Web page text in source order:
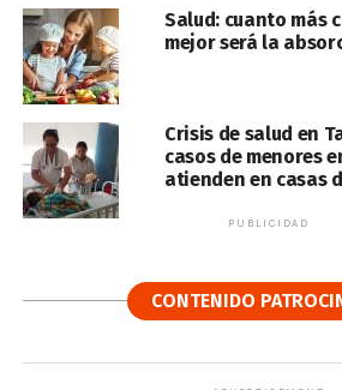
Salud: cuanto más
mejor será la
Crisis de salud en
casos de menores
atienden en casas
PUBLICIDAD
CONTENIDO